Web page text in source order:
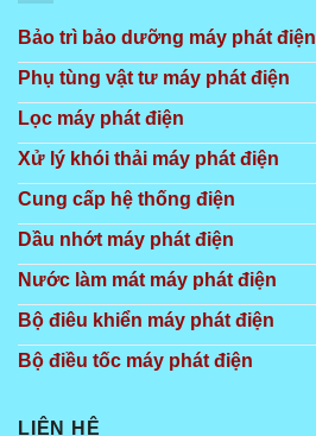
Bảo trì bảo dưỡng máy phát điện
Phụ tùng vật tư máy phát điện
Lọc máy phát điện
Xử lý khói thải máy phát điện
Cung cấp hệ thống điện
Dầu nhớt máy phát điện
Nước làm mát máy phát điện
Bộ điêu khiển máy phát điện
Bộ điều tốc máy phát điện
LIÊN HỆ